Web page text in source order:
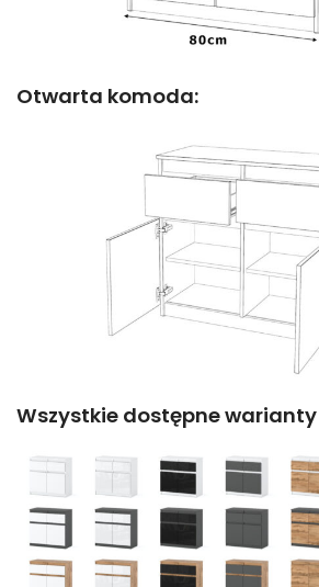
Otwarta komoda:
Wszystkie dostępne